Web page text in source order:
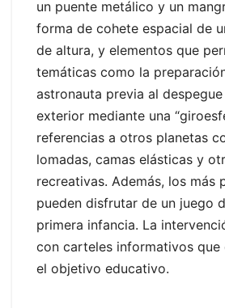
un puente metálico y un
forma de cohete espacial de
de altura, y elementos que
temáticas como la
astronauta previa al
exterior mediante una
referencias a otros planetas
lomadas, camas elásticas y
recreativas. Además, los más
pueden disfrutar de un juego
primera infancia. La
con carteles informativos
el objetivo educativo.